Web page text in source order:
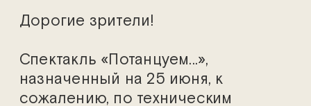
Дорогие зрители!
Спектакль «Потанцуем...»,
назначенный на 25 июня, к
сожалению, по техническим